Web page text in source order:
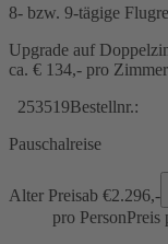
8- bzw. 9-tägige
Upgrade auf
ca. € 134,- pro Zimmer
253519Bestellnr.:
Pauschalreise
Alter Preisab €2.296,-
pro PersonPreis